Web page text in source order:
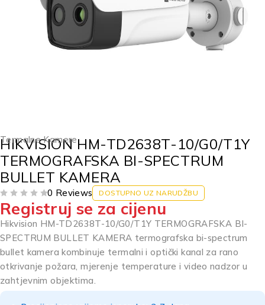
Termalne Kamere
HIKVISION HM-TD2638T-10/G0/T1Y
TERMOGRAFSKA BI-SPECTRUM
BULLET KAMERA
0 Reviews DOSTUPNO UZ NARUDŽBU
Registruj se za cijenu
Hikvision HM-TD2638T-10/G0/T1Y TERMOGRAFSKA BI-
SPECTRUM BULLET KAMERA termografska bi-spectrum
bullet kamera kombinuje termalni i optički kanal za rano
otkrivanje požara, mjerenje temperature i video nadzor u
zahtjevnim objektima.